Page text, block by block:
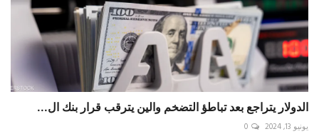
الدولار يتراجع بعد تباطؤ التضخم والين يترقب قرار بنك ال...
يونيو 13, 2024 0